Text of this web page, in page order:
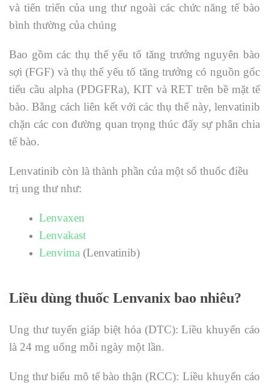
và tiến triển của ung thư ngoài các chức năng tế bào
bình thường của chúng
Bao gồm các thụ thể yếu tố tăng trưởng nguyên bào
sợi (FGF) và thụ thể yếu tố tăng trưởng có nguồn gốc
tiểu cầu alpha (PDGFRa), KIT và RET trên bề mặt tế
bào. Bằng cách liên kết với các thụ thể này, lenvatinib
chặn các con đường quan trọng thúc đẩy sự phân chia
tế bào.
Lenvatinib còn là thành phần của một số thuốc điều
trị ung thư như:
Lenvaxen
Lenvakast
Lenvima (Lenvatinib)
Liều dùng thuốc Lenvanix bao nhiêu?
Ung thư tuyến giáp biệt hóa (DTC): Liều khuyến cáo
là 24 mg uống mỗi ngày một lần.
Ung thư biểu mô tế bào thận (RCC): Liều khuyến cáo